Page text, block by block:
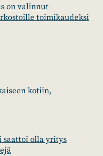
on valinnut
toimikaudeksi
kotiin,
saattoi olla yritys